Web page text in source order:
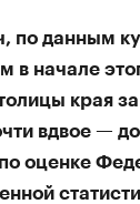
по данным
в начале
края
вдвое —
оценке